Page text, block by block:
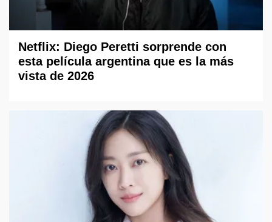
Netflix: Diego Peretti sorprende con
esta película argentina que es la más
vista de 2026